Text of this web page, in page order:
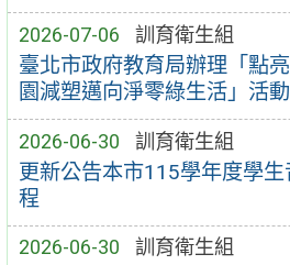
2026-07-06 訓育衛生組
臺北市政府教育局辦理「點
園減塑邁向淨零綠生活」活動
2026-06-30 訓育衛生組
更新公告本市115學年度學
程
2026-06-30 訓育衛生組